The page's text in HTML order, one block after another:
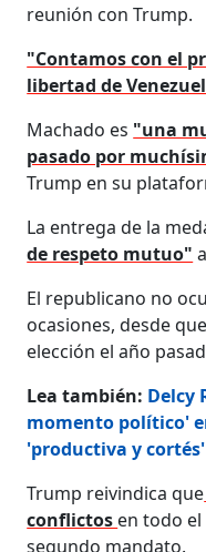
reunión con Trump.
"Contamos con el
libertad de
Machado es "una
pasado por
Trump en su
La entrega de la
de respeto mutuo"
El republicano no
ocasiones, desde
elección el año
Lea también: Delcy
momento político'
'productiva y
Trump reivindica que
conflictos en todo
segundo mandato.